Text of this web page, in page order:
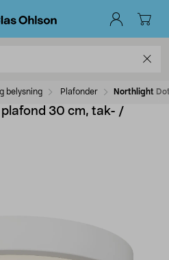
belysning Plafonder Northlight
30 cm, tak- /